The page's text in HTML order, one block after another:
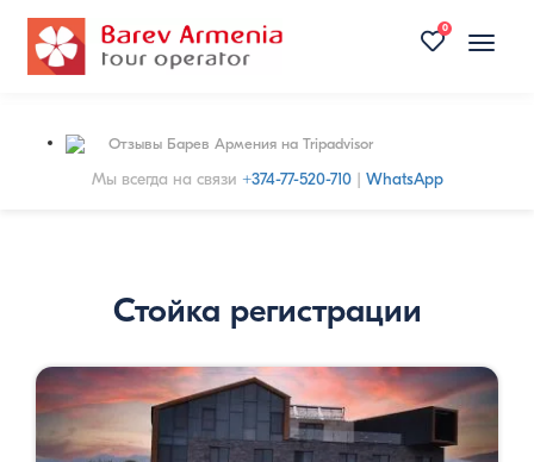
Toggle
0
Отзывы Барев Армения на Tripadvisor
Мы всегда на связи +374-77-520-710| WhatsApp
Стойка регистрации